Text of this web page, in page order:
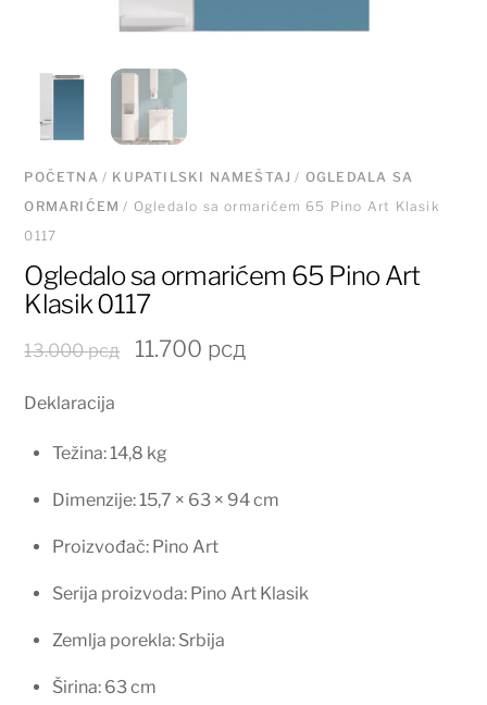
POČETNA/ KUPATILSKI NAMEŠTAJ / OGLEDALA SA
ORMARIĆEM / Ogledalo sa ormarićem 65 Pino Art Klasik
0117
Ogledalo sa ormarićem 65 Pino Art
Klasik 0117
13.000рсд
Originalna
13.000 рсд.
11.700 рсдTrenutna
Deklaracija
Težina: 14,8 kg
Dimenzije: 15,7 × 63 × 94 cm
Proizvođač: Pino Art
Serija proizvoda: Pino Art Klasik
Zemlja porekla: Srbija
Širina: 63 cm